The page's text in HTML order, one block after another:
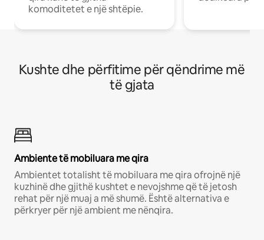
komoditetet e një shtëpie.
Kushte dhe përfitime për qëndrime më
të gjata
Ambiente të mobiluara me qira
Ambientet totalisht të mobiluara me qira ofrojnë një
kuzhinë dhe gjithë kushtet e nevojshme që të jetosh
rehat për një muaj a më shumë. Është alternativa e
përkryer për një ambient me nënqira.